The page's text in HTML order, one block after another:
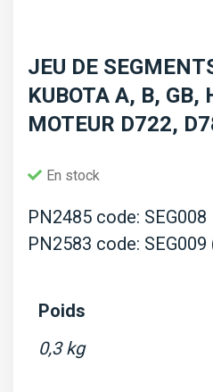
JEU DE
KUBOTA A, B, GB,
MOTEUR D722,
En stock
PN2485 code: SEG008
PN2583 code: SEG009
Poids
0,3 kg